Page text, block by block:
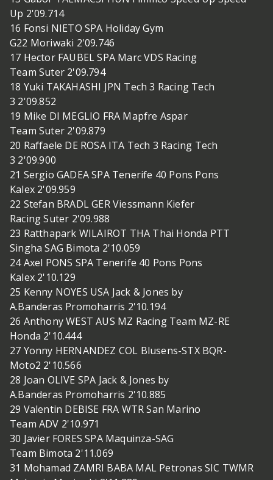
Up 2'09.714
16 Fonsi NIETO SPA Holiday Gym
G22 Moriwaki 2'09.746
17 Hector FAUBEL SPA Marc VDS Racing
Team Suter 2'09.794
18 Yuki TAKAHASHI JPN Tech 3 Racing Tech
3 2'09.852
19 Mike DI MEGLIO FRA Mapfre Aspar
Team Suter 2'09.879
20 Raffaele DE ROSA ITA Tech 3 Racing Tech
3 2'09.900
21 Sergio GADEA SPA Tenerife 40 Pons Pons
Kalex 2'09.959
22 Stefan BRADL GER Viessmann Kiefer
Racing Suter 2'09.988
23 Ratthapark WILAIROT THA Thai Honda PTT
Singha SAG Bimota 2'10.059
24 Axel PONS SPA Tenerife 40 Pons Pons
Kalex 2'10.129
25 Kenny NOYES USA Jack & Jones by
A.Banderas Promoharris 2'10.194
26 Anthony WEST AUS MZ Racing Team MZ-RE
Honda 2'10.444
27 Yonny HERNANDEZ COL Blusens-STX BQR-
Moto2 2'10.566
28 Joan OLIVE SPA Jack & Jones by
A.Banderas Promoharris 2'10.885
29 Valentin DEBISE FRA WTR San Marino
Team ADV 2'10.971
30 Javier FORES SPA Maquinza-SAG
Team Bimota 2'11.069
31 Mohamad ZAMRI BABA MAL Petronas SIC TWMR